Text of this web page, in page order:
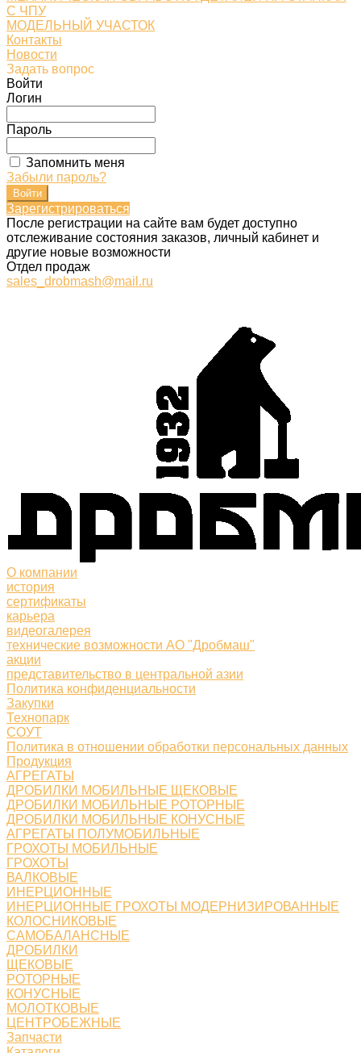
С ЧПУ
МОДЕЛЬНЫЙ УЧАСТОК
Контакты
Новости
Задать вопрос
Войти
Логин
Пароль
Запомнить меня
Забыли пароль?
Зарегистрироваться
После регистрации на сайте вам будет доступно
отслеживание состояния заказов, личный кабинет и
другие новые возможности
Отдел продаж
sales_drobmash@mail.ru
О компании
история
сертификаты
карьера
видеогалерея
технические возможности АО "Дробмаш"
акции
представительство в центральной азии
Политика конфиденциальности
Закупки
Технопарк
СОУТ
Политика в отношении обработки персональных данных
Продукция
АГРЕГАТЫ
ДРОБИЛКИ МОБИЛЬНЫЕ ЩЕКОВЫЕ
ДРОБИЛКИ МОБИЛЬНЫЕ РОТОРНЫЕ
ДРОБИЛКИ МОБИЛЬНЫЕ КОНУСНЫЕ
АГРЕГАТЫ ПОЛУМОБИЛЬНЫЕ
ГРОХОТЫ МОБИЛЬНЫЕ
ГРОХОТЫ
ВАЛКОВЫЕ
ИНЕРЦИОННЫЕ
ИНЕРЦИОННЫЕ ГРОХОТЫ МОДЕРНИЗИРОВАННЫЕ
КОЛОСНИКОВЫЕ
САМОБАЛАНСНЫЕ
ДРОБИЛКИ
ЩЕКОВЫЕ
РОТОРНЫЕ
КОНУСНЫЕ
МОЛОТКОВЫЕ
ЦЕНТРОБЕЖНЫЕ
Запчасти